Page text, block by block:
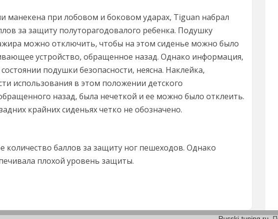
манекена при лобовом и боковом ударах, Tiguan набрал
за защиту полуторагодовалого ребенка. Подушку
можно отключить, чтобы на этом сиденье можно было
устройство, обращенное назад. Однако информация,
подушки безопасности, неясна. Наклейка,
использования в этом положении детского
назад, была нечеткой и ее можно было отклеить.
крайних сиденьях четко не обозначено.
количество баллов за защиту ног пешеходов. Однако
плохой уровень защиты.